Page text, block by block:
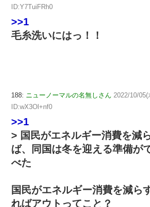
ID:Y7TuiFRh0
>>1
毛糸洗いにはっ！！
188: ニューノーマルの名無しさん 2022/10/
ID:wX3Ol+nf0
>>1
> 国民がエネルギー消費を減
ば、同国は冬を迎える準備が
べた
国民がエネルギー消費を減ら
ればアウトってこと？